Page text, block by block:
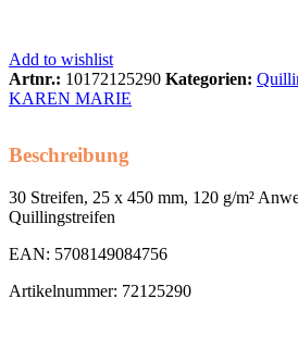
Add to wishlist
Artnr.: 10172125290 Kategorien:
KAREN MARIE
Beschreibung
30 Streifen, 25 x 450 mm, 120 g/m²
Quillingstreifen
EAN: 5708149084756
Artikelnummer: 72125290